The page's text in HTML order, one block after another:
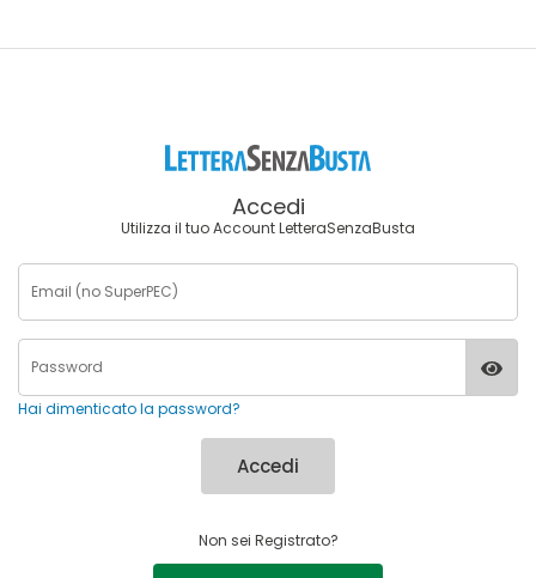
Accedi
Utilizza il tuo Account LetteraSenzaBusta
Hai dimenticato la password?
Accedi
Non sei Registrato?